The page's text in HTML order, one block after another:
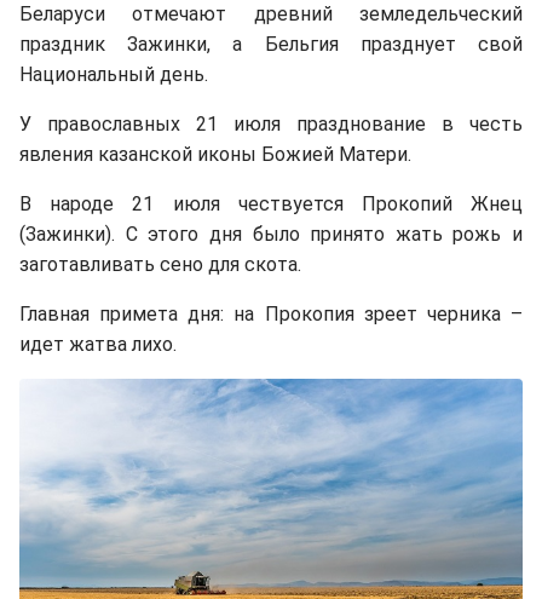
Беларуси отмечают древний земледельческий
праздник Зажинки, а Бельгия празднует свой
Национальный день.
У православных 21 июля празднование в честь
явления казанской иконы Божией Матери.
В народе 21 июля чествуется Прокопий Жнец
(Зажинки). С этого дня было принято жать рожь и
заготавливать сено для скота.
Главная примета дня: на Прокопия зреет черника –
идет жатва лихо.